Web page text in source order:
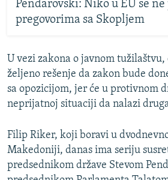
Pendarovski: Niko u EU se
pregovorima sa Skopljem
U vezi zakona o javnom tužilaštvu,
željeno rešenje da zakon bude
sa opozicijom, jer će u protivnom
neprijatnoj situaciji da nalazi
Filip Riker, koji boravi u
Makedoniji, danas ima seriju
predsednikom države Stevom